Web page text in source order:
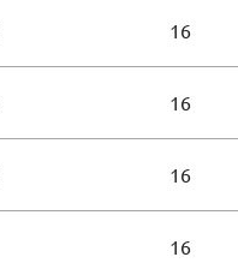
16
16
16
16